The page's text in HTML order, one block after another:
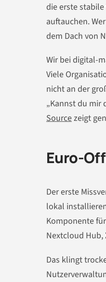
die erste
auftauchen.
dem Dach von
Wir bei digital-
Viele
nicht an der
„Kannst du mir
Sourcezeigt
Euro-
Der erste
lokal
Komponente
Nextcloud Hub,
Das klingt